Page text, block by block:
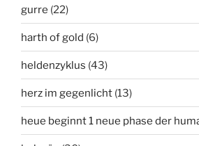
gurre (22)
harth of gold (6)
heldenzyklus (43)
herz im gegenlicht (13)
heue beginnt 1 neue phase der